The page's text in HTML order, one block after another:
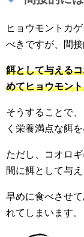
ヒョウモントカ
べきですが、間
餌として与える
めてヒョウモン
そうすることで
く栄養満点な餌
ただし、コオロ
間に餌として与え
早めに食べさせ
れてしまいます。